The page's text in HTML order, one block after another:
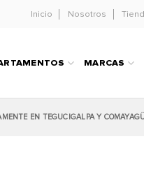
Inicio Nosotros
MARCAS
EN TEGUCIGALPA Y